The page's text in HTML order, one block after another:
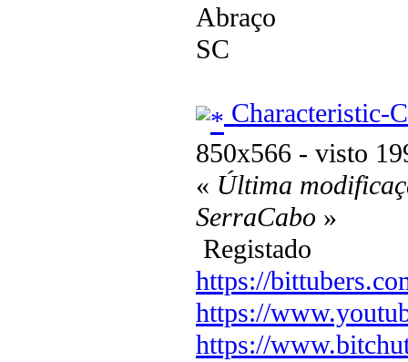
Abraço
SC
Characteristic-
850x566 - visto
« Última
SerraCabo »
Registado
https://
https://
https://